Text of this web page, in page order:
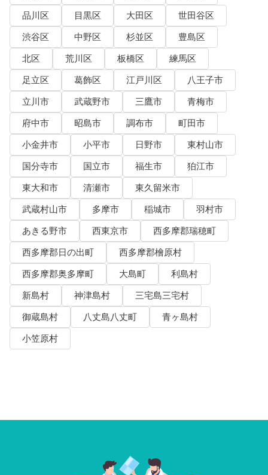
品川区
目黒区 大田区
世田谷区
渋谷区
中野区 杉並区
豊島区
北区
荒川区 板橋区
練馬区
足立区
葛飾区 江戸川区
八王子市
立川市
武蔵野市 三鷹市
青梅市
府中市
昭島市 調布市
町田市
小金井市
小平市 日野市
東村山市
国分寺市
国立市 福生市
狛江市
東大和市
清瀬市
東久留米市
武蔵村山市
多摩市 稲城市
羽村市
あきる野市
西東京市
西多摩郡瑞穂町
西多摩郡日の出町
西多摩郡檜原村
西多摩郡奥多摩町
大島町
利島村
新島村
神津島村
三宅島三宅村
御蔵島村
八丈島八丈町
青ヶ島村
小笠原村